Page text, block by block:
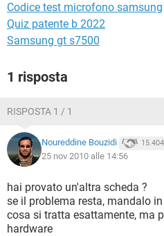
Codice test microfono samsung
Quiz patente b 2022
Samsung gt s7500
1 risposta
RISPOSTA 1 / 1
Noureddine Bouzidi 15.404
25 nov 2010 alle 14:56
hai provato un'altra scheda ?
se il problema resta, mandalo
cosa si tratta esattamente, ma
hardware